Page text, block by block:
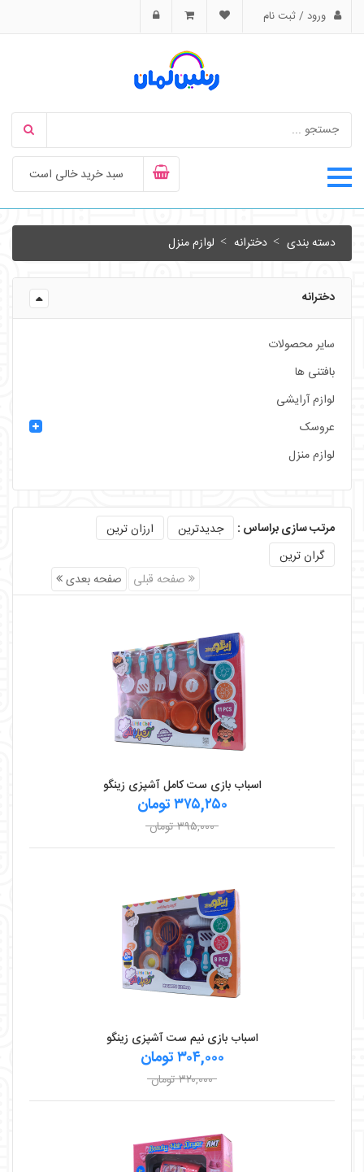
ورود / ثبت نام
سبد خرید خالی است
دسته بندی دخترانه لوازم منزل
دخترانه
سایر محصولات
بافتنی ها
لوازم آرایشی
عروسک
لوازم منزل
مرتب سازی براساس : جدیدترین
ارزان ترین
گران ترین
صفحه قبلی
صفحه بعدی
اسباب بازی ست کامل آشپزی زینگو
۳۷۵,۲۵۰ تومان
۳۹۵,۰۰۰ تومان
اسباب بازی نیم ست آشپزی زینگو
۳۰۴,۰۰۰ تومان
۳۲۰,۰۰۰ تومان